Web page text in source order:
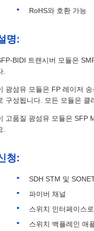
RoHS와 호환 가능
명:
BIDI 트랜시버 모듈은
.
광섬유 모듈은 FP 레이저
구성됩니다. 모든 모듈은 클
고품질 광섬유 모듈은 SFP
.
청:
SDH STM 및
파이버 채널
스위치 인터페이스
스위치 백플레인 애